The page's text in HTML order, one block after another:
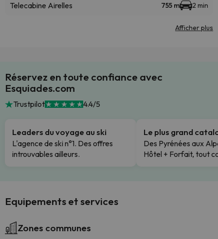
Telecabine Airelles 755 m 2 min
Afficher plus
Réservez en toute confiance avec
Esquiades.com
Trustpilot 4.4/5
Leaders du voyage au ski
L'agence de ski n°1. Des offres
introuvables ailleurs.
Le plus grand
Des Pyrénées aux
Hôtel + Forfait, tout
Equipements et services
Zones communes